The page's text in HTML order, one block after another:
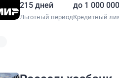
215 дней
Льготный период
до 1 000
Кредитный